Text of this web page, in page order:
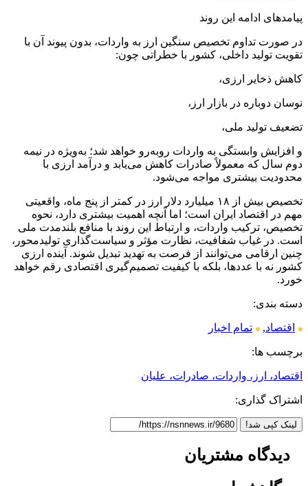
پیامدهای ادامه این روند
در صورت تداوم تخصیص سنگین ارز به واردات، بدون پیوند آن با
تقویت تولید داخلی، کشور با خطراتی چون:
کاهش ذخایر ارزی،
نوسان دوباره در بازار ارز،
تضعیف تولید ملی،
و افزایش وابستگی به واردات روبه‌رو خواهد شد؛ به‌ویژه در نیمه
دوم سال که معمولاً صادرات کاهش می‌یابد و درآمد ارزی با
محدودیت بیشتری مواجه می‌شود.
تخصیص بیش از ۱۸ میلیارد دلار ارز در کمتر از پنج ماه، واقعیتی
مهم در اقتصاد ایران است؛ اما آنچه اهمیت بیشتری دارد، نحوه
تخصیص، ترکیب واردات، و ارتباط این روند با منافع بلندمدت ملی
است. در غیاب شفافیت، نظارت مؤثر و سیاست‌گذاری تولیدمحور،
چنین ارقامی می‌توانند از فرصت به تهدید تبدیل شوند. آینده ارزی
کشور نه با عددها، بلکه با کیفیت تصمیم‌گیری اقتصادی رقم خواهد
خورد.
دسته بندی:
اقتصاد, تمام اخبار
برچسب ها:
اقتصاد، ارز، واردات، صادرات، علیان
اشتراک گذاری:
لینک کپی شد!
دیدگاه مشتریان